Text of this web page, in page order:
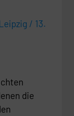
/ 13.
die